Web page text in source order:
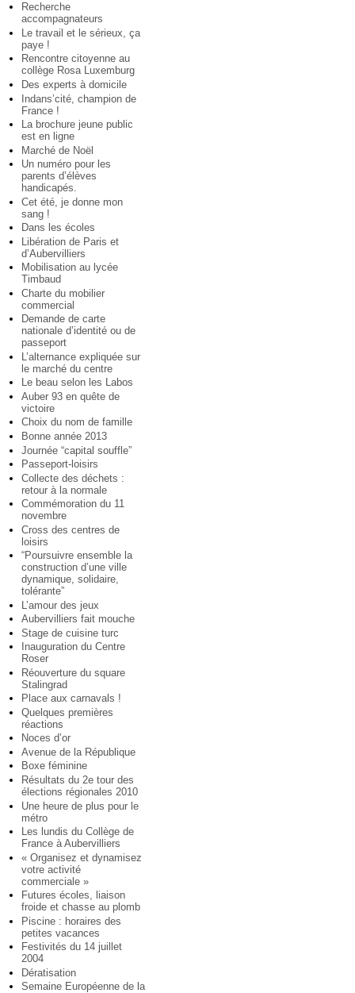
Recherche
accompagnateurs
Le travail et le sérieux, ça
paye !
Rencontre citoyenne au
collège Rosa Luxemburg
Des experts à domicile
Indans’cité, champion de
France !
La brochure jeune public
est en ligne
Marché de Noël
Un numéro pour les
parents d’élèves
handicapés.
Cet été, je donne mon
sang !
Dans les écoles
Libération de Paris et
d’Aubervilliers
Mobilisation au lycée
Timbaud
Charte du mobilier
commercial
Demande de carte
nationale d’identité ou de
passeport
L’alternance expliquée sur
le marché du centre
Le beau selon les Labos
Auber 93 en quête de
victoire
Choix du nom de famille
Bonne année 2013
Journée “capital souffle”
Passeport-loisirs
Collecte des déchets :
retour à la normale
Commémoration du 11
novembre
Cross des centres de
loisirs
“Poursuivre ensemble la
construction d’une ville
dynamique, solidaire,
tolérante”
L’amour des jeux
Aubervilliers fait mouche
Stage de cuisine turc
Inauguration du Centre
Roser
Réouverture du square
Stalingrad
Place aux carnavals !
Quelques premières
réactions
Noces d’or
Avenue de la République
Boxe féminine
Résultats du 2e tour des
élections régionales 2010
Une heure de plus pour le
métro
Les lundis du Collège de
France à Aubervilliers
« Organisez et dynamisez
votre activité
commerciale »
Futures écoles, liaison
froide et chasse au plomb
Piscine : horaires des
petites vacances
Festivités du 14 juillet
2004
Dératisation
Semaine Européenne de la